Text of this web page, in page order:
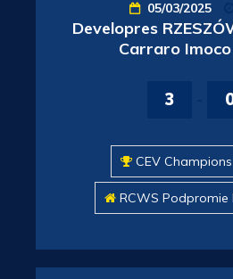
05/03/2025
Developres
Carraro
3
CEV
RCWS Podpromie